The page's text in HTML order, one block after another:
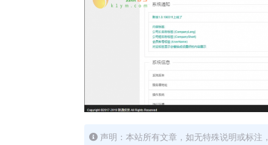
声明：本站所有文章，如无特殊说明或标